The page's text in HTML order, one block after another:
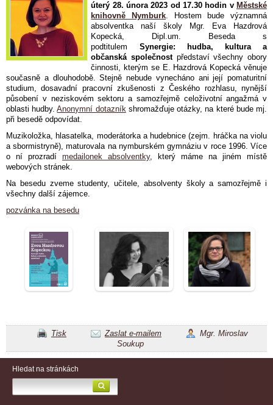
úterý 28. února 2023 od 17.30 hodin v Městské
knihovně Nymburk. Hostem bude významná
absolventka naší školy Mgr. Eva Hazdrová
Kopecká, Dipl.um. Beseda s
podtitulem Synergie: hudba, kultura a
občanská společnostpředstaví všechny obory
činnosti, kterým se E. Hazdrová Kopecká věnuje
současně a dlouhodobě. Stejně nebude vynecháno ani její pomaturitní
studium, dosavadní pracovní zkušenosti z Českého rozhlasu, nynější
působení v neziskovém sektoru a samozřejmě celoživotní angažmá v
oblasti hudby.Anonymní dotazníkshromažďuje otázky, na které bude mj.
při besedě odpovídat.
Muzikoložka, hlasatelka, moderátorka a hudebnice (zejm. hráčka na violu
a sbormistryně), maturovala na nymburském gymnáziu v roce 1996. Více
o ní prozradí medailonek absolventky, který máme na jiném místě
webových stránek.
Na besedu zveme studenty, učitele, absolventy školy a samozřejmě i
všechny další zájemce.
pozvánka na besedu
Tisk Zaslat e-mailem
Mgr. Miroslav
Soukup
Hledat na stránkách